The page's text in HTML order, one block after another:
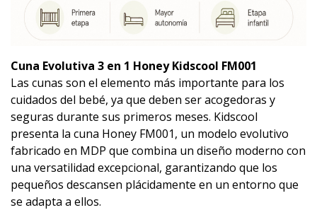
Cuna Evolutiva 3 en 1 Honey Kidscool FM001
Las cunas son el elemento más importante para los
cuidados del bebé, ya que deben ser acogedoras y
seguras durante sus primeros meses. Kidscool
presenta la cuna Honey FM001, un modelo evolutivo
fabricado en MDP que combina un diseño moderno con
una versatilidad excepcional, garantizando que los
pequeños descansen plácidamente en un entorno que
se adapta a ellos.